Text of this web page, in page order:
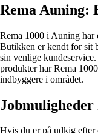
Rema Auning:
Rema 1000 i Auning
Butikken er kendt for sit
sin venlige
produkter har Rema
indbyggere i området.
Jobmuligheder
Hvis du er på udkig